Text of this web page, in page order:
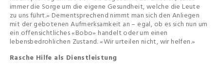
immer die Sorge um die eigene Gesundheit, welche die Leute
zu uns führt.» Dementsprechend nimmt man sich den Anliegen
mit der gebotenen Aufmerksamkeit an – egal, ob es sich nun um
ein offensichtliches «Bobo» handelt oder um einen
lebensbedrohlichen Zustand. «Wir urteilen nicht, wir helfen.»
Rasche Hilfe als Dienstleistung